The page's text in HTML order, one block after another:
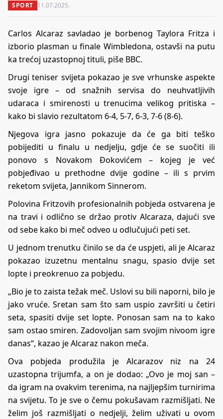
SPORT 11.07.2025.
Carlos Alcaraz savladao je borbenog Taylora Fritza i
izborio plasman u finale Wimbledona, ostavši na putu
ka trećoj uzastopnoj tituli, piše BBC.
Drugi teniser svijeta pokazao je sve vrhunske aspekte
svoje igre – od snažnih servisa do neuhvatljivih
udaraca i smirenosti u trenucima velikog pritiska –
kako bi slavio rezultatom 6-4, 5-7, 6-3, 7-6 (8-6).
Njegova igra jasno pokazuje da će ga biti teško
pobijediti u finalu u nedjelju, gdje će se suočiti ili
ponovo s Novakom Đokovićem – kojeg je već
pobjeđivao u prethodne dvije godine – ili s prvim
reketom svijeta, Jannikom Sinnerom.
Polovina Fritzovih profesionalnih pobjeda ostvarena je
na travi i odlično se držao protiv Alcaraza, dajući sve
od sebe kako bi meč odveo u odlučujući peti set.
U jednom trenutku činilo se da će uspjeti, ali je Alcaraz
pokazao izuzetnu mentalnu snagu, spasio dvije set
lopte i preokrenuo za pobjedu.
„Bio je to zaista težak meč. Uslovi su bili naporni, bilo je
jako vruće. Sretan sam što sam uspio završiti u četiri
seta, spasiti dvije set lopte. Ponosan sam na to kako
sam ostao smiren. Zadovoljan sam svojim nivoom igre
danas“, kazao je Alcaraz nakon meča.
Ova pobjeda produžila je Alcarazov niz na 24
uzastopna trijumfa, a on je dodao: „Ovo je moj san –
da igram na ovakvim terenima, na najljepšim turnirima
na svijetu. To je sve o čemu pokušavam razmišljati. Ne
želim još razmišljati o nedjelji, želim uživati u ovom